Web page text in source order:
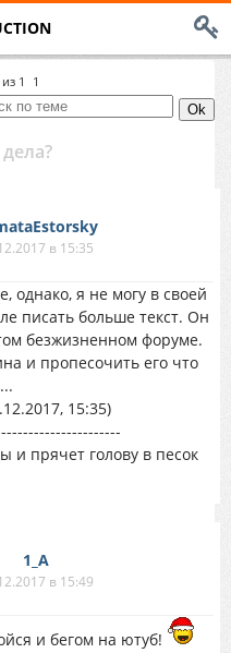
из 1 1
в 15:35
однако, я не могу в своей
писать больше текст. Он
безжизненном форуме.
и пропесочить его что
15:35)
и прячет голову в песок
1_A
в 15:49
и бегом на ютуб!